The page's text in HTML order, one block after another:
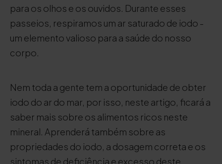
para os olhos e os ouvidos. Durante esses
passeios, respiramos um ar saturado de iodo -
um elemento valioso para a saúde do nosso
corpo.
Nem toda a gente tem a oportunidade de obter
iodo do ar do mar, por isso, neste artigo, ficará a
saber mais sobre os alimentos ricos neste
mineral. Aprenderá também sobre as
propriedades do iodo, a dosagem correta e os
sintomas de deficiência e excesso deste